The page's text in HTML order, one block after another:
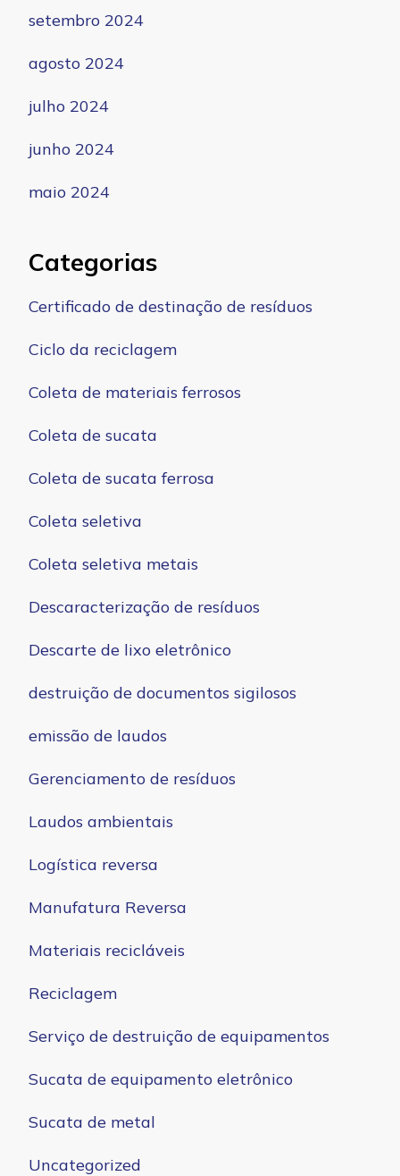
setembro 2024
agosto 2024
julho 2024
junho 2024
maio 2024
Categorias
Certificado de destinação de resíduos
Ciclo da reciclagem
Coleta de materiais ferrosos
Coleta de sucata
Coleta de sucata ferrosa
Coleta seletiva
Coleta seletiva metais
Descaracterização de resíduos
Descarte de lixo eletrônico
destruição de documentos sigilosos
emissão de laudos
Gerenciamento de resíduos
Laudos ambientais
Logística reversa
Manufatura Reversa
Materiais recicláveis
Reciclagem
Serviço de destruição de equipamentos
Sucata de equipamento eletrônico
Sucata de metal
Uncategorized